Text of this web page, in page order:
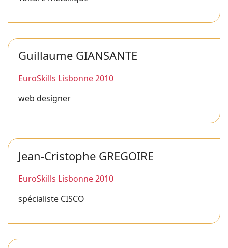
Guillaume GIANSANTE
EuroSkills Lisbonne 2010
web designer
Jean-Cristophe GREGOIRE
EuroSkills Lisbonne 2010
spécialiste CISCO